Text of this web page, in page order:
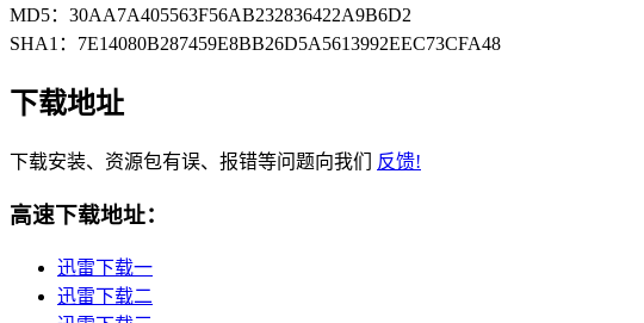
MD5：30AA7A405563F56AB232836422A9B6D2
SHA1：7E14080B287459E8BB26D5A5613992EEC73CFA48
下载地址
下载安装、资源包有误、报错等问题向我们 反馈!
高速下载地址：
迅雷下载一
迅雷下载二